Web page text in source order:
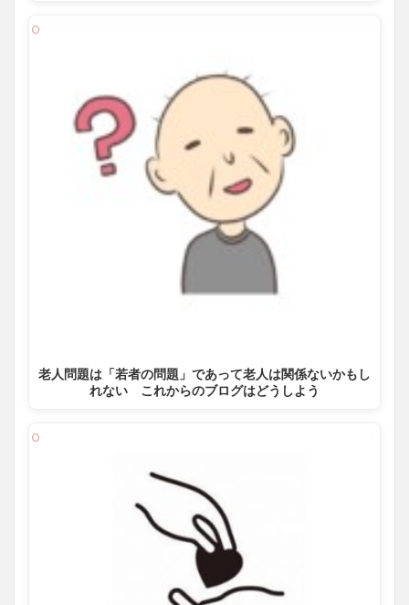
老人問題は「若者の問題」であって老人は関係ないかもし
れない これからのブログはどうしよう